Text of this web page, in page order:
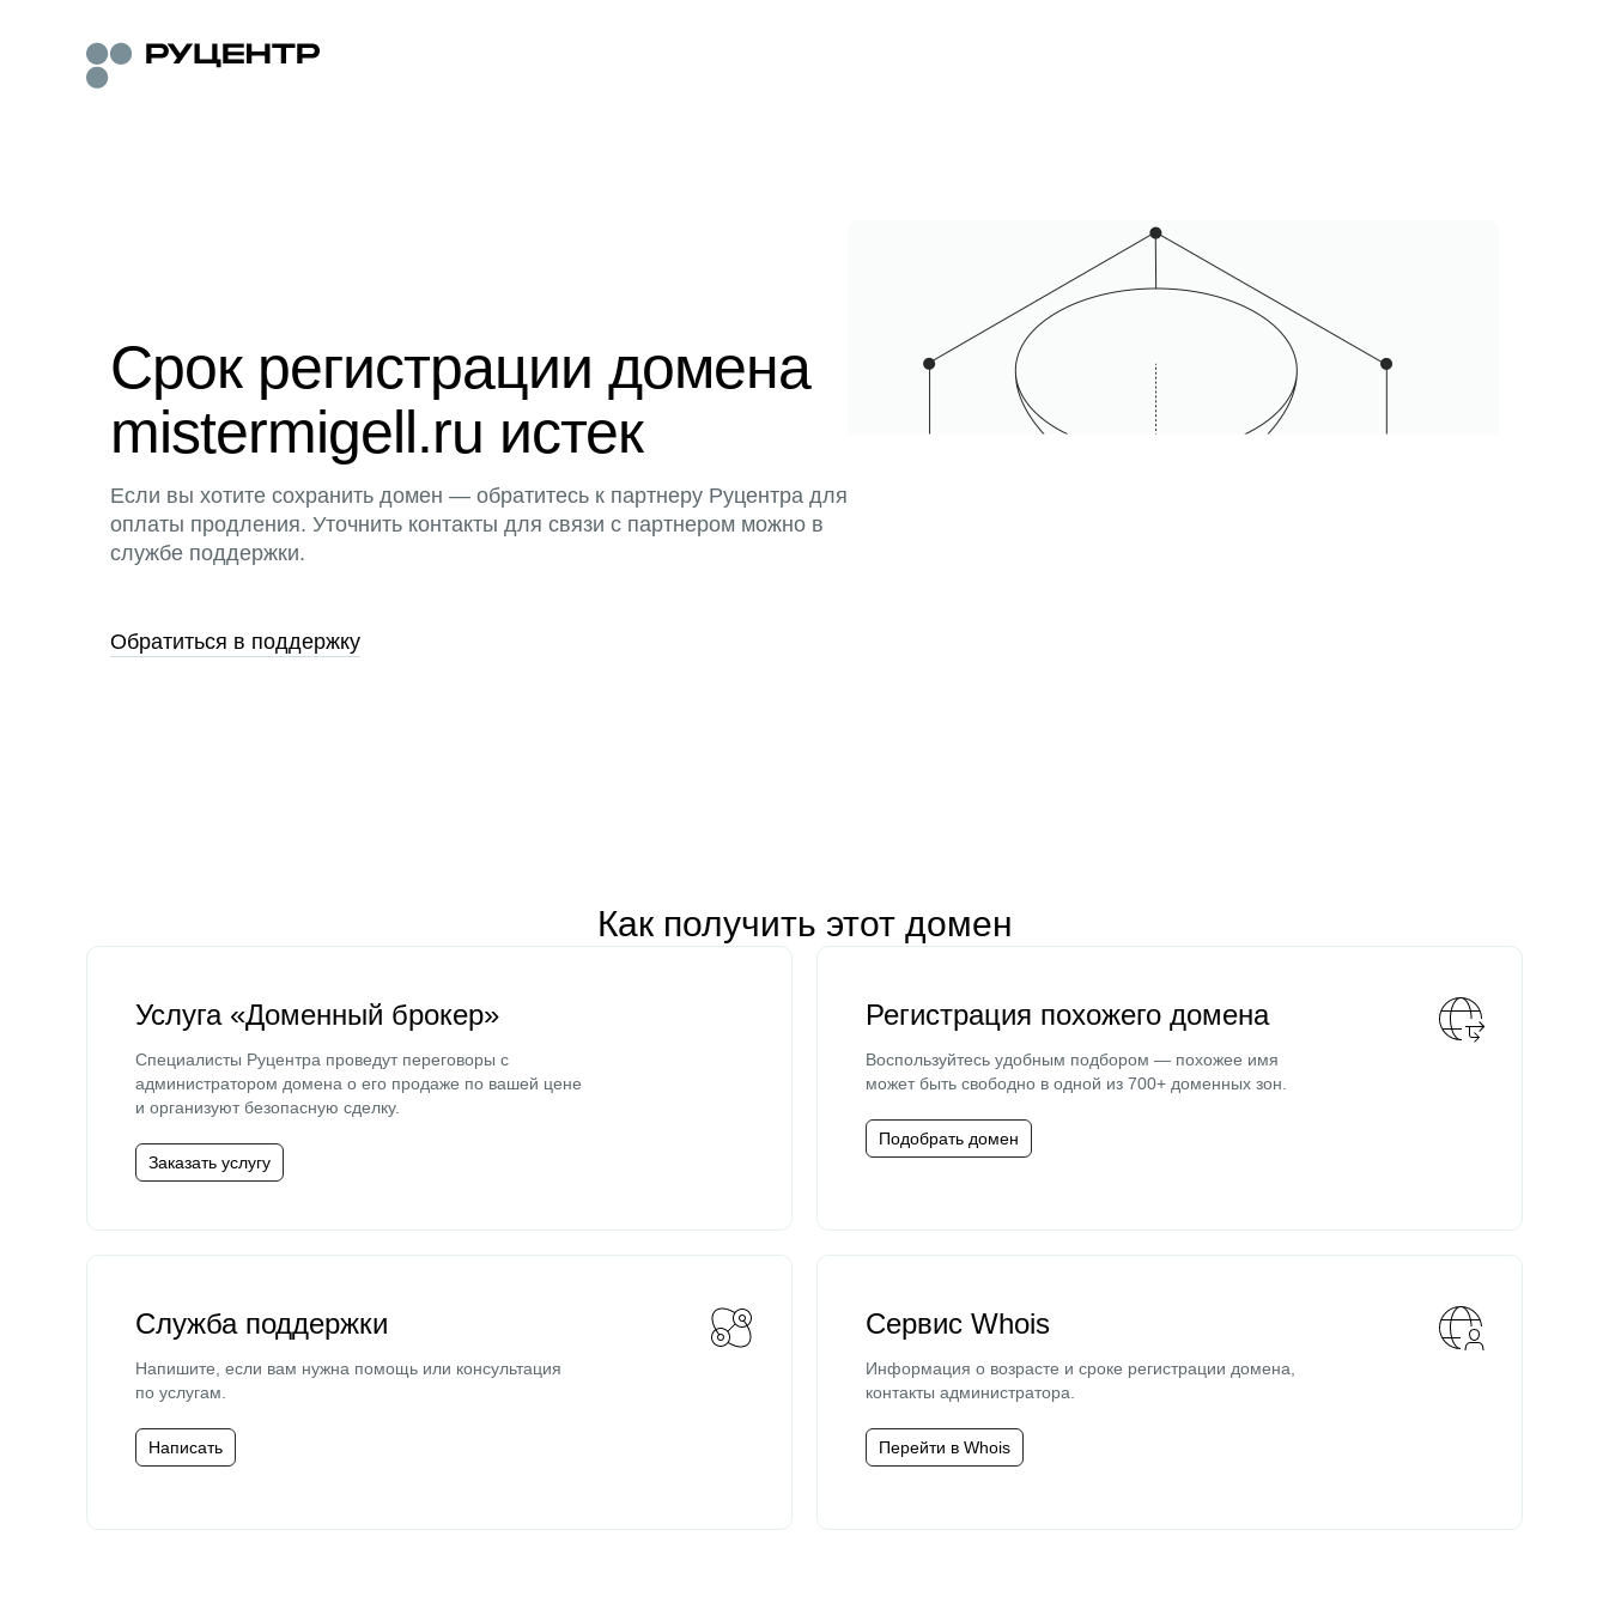
Срок регистрации домена
mistermigell.ru истек
Если вы хотите сохранить домен — обратитесь к партнеру Руцентра для
оплаты продления. Уточнить контакты для связи с партнером можно в
службе поддержки.
Обратиться в поддержку
Как получить этот домен
Услуга «Доменный брокер»
Специалисты Руцентра проведут переговоры с
администратором домена о его продаже по вашей цене
и организуют безопасную сделку.
Заказать услугу
Регистрация похожего домена
Воспользуйтесь удобным подбором — похожее имя
может быть свободно в одной из 700+ доменных зон.
Подобрать домен
Служба поддержки
Напишите, если вам нужна помощь или консультация
по услугам.
Написать
Сервис Whois
Информация о возрасте и сроке регистрации домена,
контакты администратора.
Перейти в Whois